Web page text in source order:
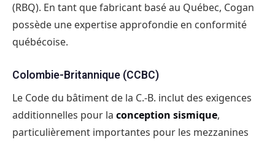
(RBQ). En tant que fabricant basé au Québec, Cogan
possède une expertise approfondie en conformité
québécoise.
Colombie-Britannique (CCBC)
Le Code du bâtiment de la C.-B. inclut des exigences
additionnelles pour la conception sismique,
particulièrement importantes pour les mezzanines